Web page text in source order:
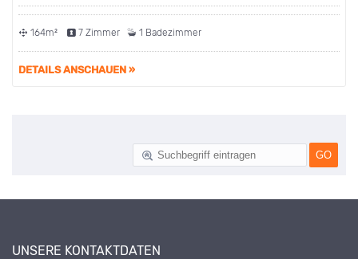
164m² 7 Zimmer 1 Badezimmer
DETAILS ANSCHAUEN »
UNSERE KONTAKTDATEN